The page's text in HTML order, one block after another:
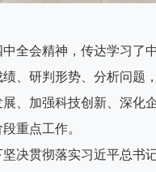
会精神，传达学习了
、研判形势、分析问题
、加强科技创新、深化
重点工作。
贯彻落实习近平总书